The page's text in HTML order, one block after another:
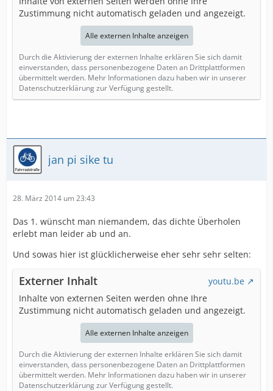
Zustimmung nicht automatisch geladen und angezeigt.
Alle externen Inhalte anzeigen
Durch die Aktivierung der externen Inhalte erklären Sie sich damit
einverstanden, dass personenbezogene Daten an Drittplattformen
übermittelt werden. Mehr Informationen dazu haben wir in unserer
Datenschutzerklärung zur Verfügung gestellt.
jan pi sike tu
28. März 2014 um 23:43
Das 1. wünscht man niemandem, das dichte Überholen
erlebt man leider ab und an.
Und sowas hier ist glücklicherweise eher sehr sehr selten:
Externer Inhalt
youtu.be
Inhalte von externen Seiten werden ohne Ihre
Zustimmung nicht automatisch geladen und angezeigt.
Alle externen Inhalte anzeigen
Durch die Aktivierung der externen Inhalte erklären Sie sich damit
einverstanden, dass personenbezogene Daten an Drittplattformen
übermittelt werden. Mehr Informationen dazu haben wir in unserer
Datenschutzerklärung zur Verfügung gestellt.